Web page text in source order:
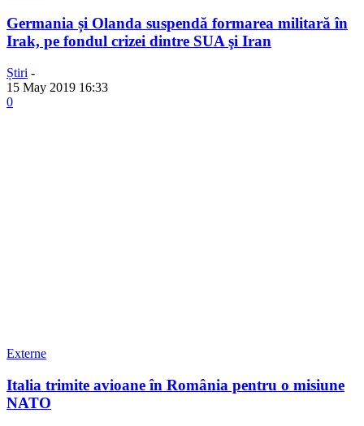
Germania și Olanda suspendă formarea militară în
Irak, pe fondul crizei dintre SUA şi Iran
Știri -
15 May 2019 16:33
0
Externe
Italia trimite avioane în România pentru o misiune
NATO